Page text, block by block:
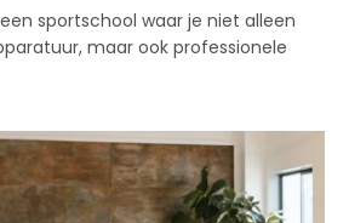
sportschool waar je niet alleen
maar ook professionele